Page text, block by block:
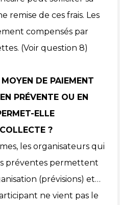
de ces frais. Les
compensés par
(Voir question 8)
DE PAIEMENT
PRÉVENTE OU EN
ELLE
?
les organisateurs qui
préventes permettent
(prévisions) et…
ne vient pas le